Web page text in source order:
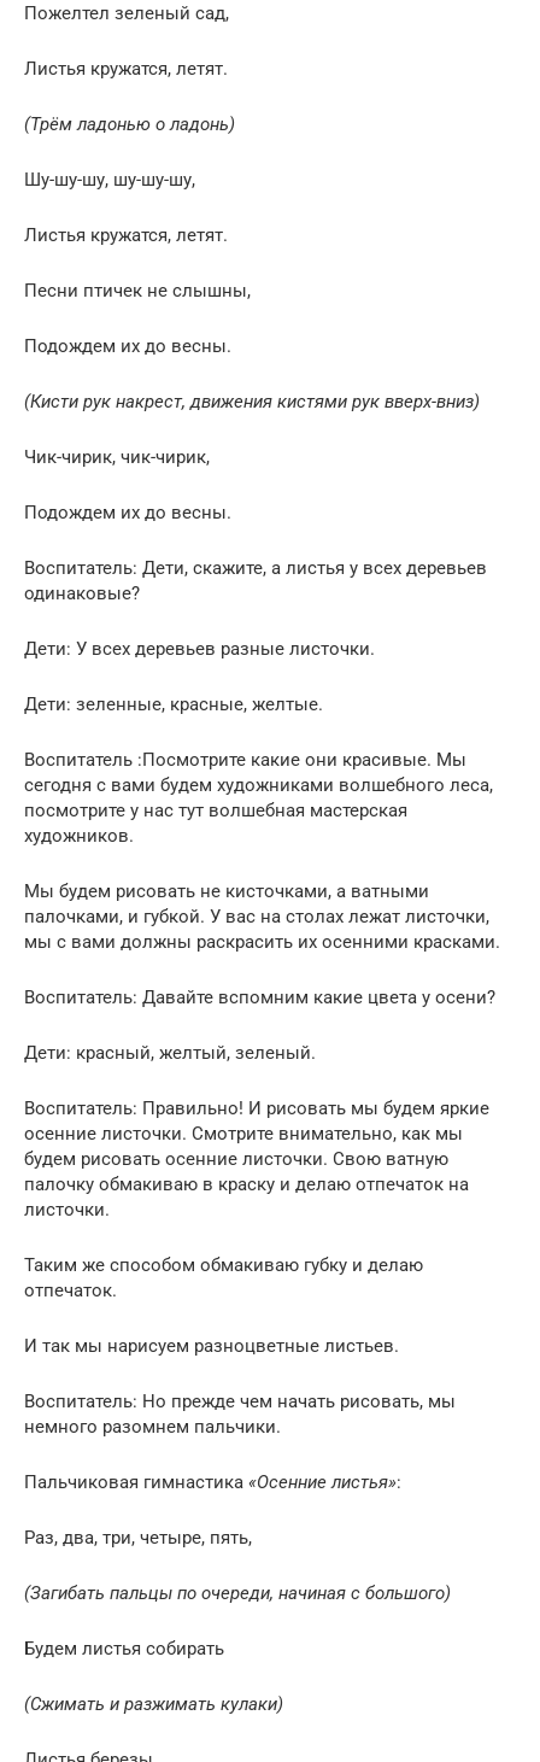
Пожелтел зеленый сад,
Листья кружатся, летят.
(Трём ладонью о ладонь)
Шу-шу-шу, шу-шу-шу,
Листья кружатся, летят.
Песни птичек не слышны,
Подождем их до весны.
(Кисти рук накрест, движения кистями рук вверх-вниз)
Чик-чирик, чик-чирик,
Подождем их до весны.
Воспитатель: Дети, скажите, а листья у всех деревьев
одинаковые?
Дети: У всех деревьев разные листочки.
Дети: зеленные, красные, желтые.
Воспитатель :Посмотрите какие они красивые. Мы
сегодня с вами будем художниками волшебного леса,
посмотрите у нас тут волшебная мастерская
художников.
Мы будем рисовать не кисточками, а ватными
палочками, и губкой. У вас на столах лежат листочки,
мы с вами должны раскрасить их осенними красками.
Воспитатель: Давайте вспомним какие цвета у осени?
Дети: красный, желтый, зеленый.
Воспитатель: Правильно! И рисовать мы будем яркие
осенние листочки. Смотрите внимательно, как мы
будем рисовать осенние листочки. Свою ватную
палочку обмакиваю в краску и делаю отпечаток на
листочки.
Таким же способом обмакиваю губку и делаю
отпечаток.
И так мы нарисуем разноцветные листьев.
Воспитатель: Но прежде чем начать рисовать, мы
немного разомнем пальчики.
Пальчиковая гимнастика «Осенние листья»:
Раз, два, три, четыре, пять,
(Загибать пальцы по очереди, начиная с большого)
Будем листья собирать
(Сжимать и разжимать кулаки)